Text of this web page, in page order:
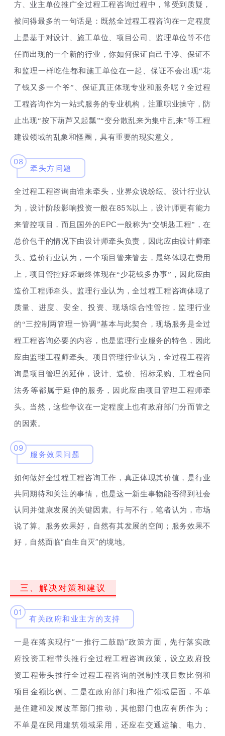
方、业主单位推广全过程工程咨询过程中，常受到质疑，
被问得最多的一句话是：既然全过程工程咨询在一定程度
上是基于对设计、施工单位、项目公司、监理单位等不信
任而出现的一个新的行业，你如何保证自己干净、保证不
和监理一样吃住都和施工单位在一起、保证不会出现“花
了钱又多一个爷”、保证真正体现专业和服务呢？全过程
工程咨询作为一站式服务的专业机构，注重职业操守，防
止出现“按下葫芦又起瓢”“变分散乱来为集中乱来”等工程
建设领域的乱象和怪圈，具有重要的现实意义。
08
牵头方问题
全过程工程咨询由谁来牵头，业界众说纷纭。设计行业认
为，设计阶段影响投资一般在85%以上，设计师更有能力
来管控项目，而且国外的EPC一般称为“交钥匙工程”，在
总价包干的情况下由设计师牵头负责，因此应由设计师牵
头。造价行业认为，一个项目管来管去，最终体现在费用
上，项目管控好坏最终体现在“少花钱多办事”，因此应由
造价工程师牵头。监理行业认为，全过程工程咨询体现了
质量、进度、安全、投资、现场综合性管控，监理行业
的“三控制两管理一协调”基本与此契合，现场服务是全过
程工程咨询必要的内容，也是监理行业服务的特色，因此
应由监理工程师牵头。项目管理行业认为，全过程工程咨
询是项目管理的延伸，设计、造价、招标采购、工程合同
法务等都属于延伸的服务，因此应由项目管理工程师牵
头。当然，这些争议在一定程度上也有政府部门分而管之
的因素。
09
服务效果问题
如何做好全过程工程咨询工作，真正体现其价值，是行业
共同期待和关注的事情，也是这一新生事物能否得到社会
认同并健康发展的关键因素。行与不行，笔者认为，市场
说了算。服务效果好，自然有其发展的空间；服务效果不
好，自然面临“自生自灭”的境地。
三、解决对策和建议
01
有关政府和业主方的支持
一是在落实现行“一推行二鼓励”政策方面，先行落实政
府投资工程带头推行全过程工程咨询政策，设立政府投
资工程带头推行全过程工程咨询的强制性项目数比例和
项目金额比例。二是在政府部门和推广领域层面，不单
是住建和发展改革部门推动，其他部门也应有所作为；
不单是在民用建筑领域采用，还应在交通运输、电力、